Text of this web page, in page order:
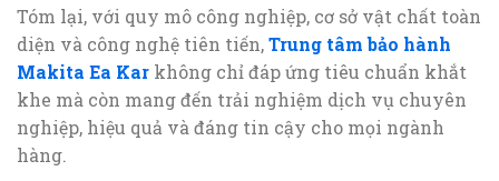
Tóm lại, với quy mô công nghiệp, cơ sở vật chất toàn
diện và công nghệ tiên tiến,Trung tâm bảo hành
Makita Ea Kar không chỉ đáp ứng tiêu chuẩn khắt
khe mà còn mang đến trải nghiệm dịch vụ chuyên
nghiệp, hiệu quả và đáng tin cậy cho mọi ngành
hàng.